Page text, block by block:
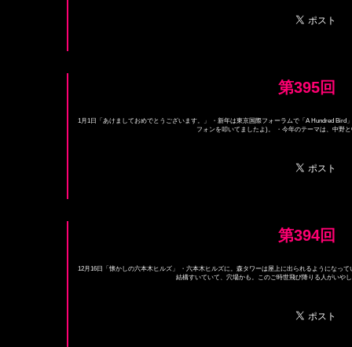
第395回
1月1日「あけましておめでとうございます。」 ・新年は東京国際フォーラムで「A Hundred
フォンを叩いてましたよ)。 ・今年のテーマは、中野
第394回
12月16日「懐かしの六本木ヒルズ」 ・六本木ヒルズに。森タワーは屋上に出られるようになっ
結構すいていて、穴場かも。このご時世飛び降りる人がいや